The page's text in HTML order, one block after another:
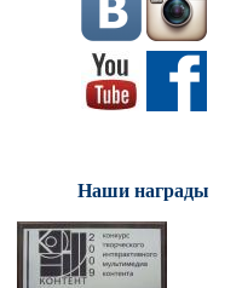
Наши награды